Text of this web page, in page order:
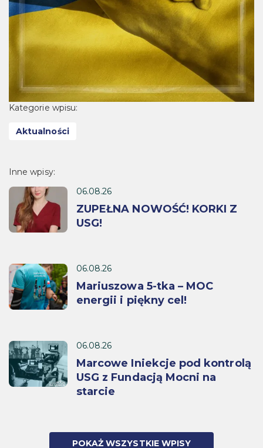
Kategorie wpisu:
Aktualności
Inne wpisy:
06.08.26
ZUPEŁNA NOWOŚĆ! KORKI Z
USG!
06.08.26
Mariuszowa 5-tka – MOC
energii i piękny cel!
06.08.26
Marcowe Iniekcje pod kontrolą
USG z Fundacją Mocni na
starcie
POKAŻ WSZYSTKIE WPISY